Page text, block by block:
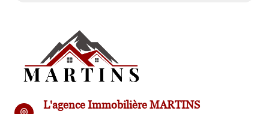
L'agence Immobilière MARTINS